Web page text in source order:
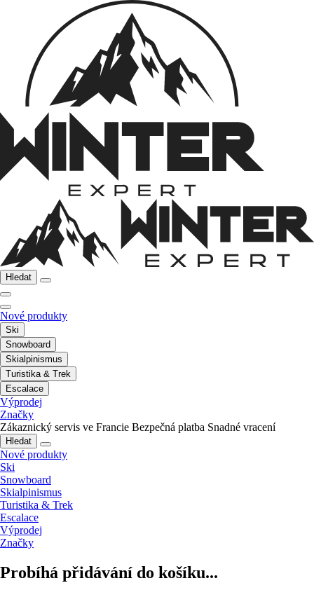
Hledat
Nové produkty
Ski
Snowboard
Skialpinismus
Turistika & Trek
Escalace
Výprodej
Značky
Zákaznický servis ve Francie Bezpečná platba Snadné vracení
Hledat
Nové produkty
Ski
Snowboard
Skialpinismus
Turistika & Trek
Escalace
Výprodej
Značky
Probíhá přidávání do košíku...